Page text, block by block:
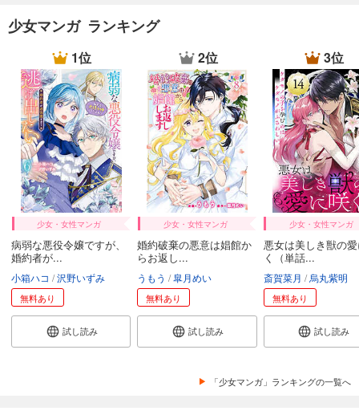
少女マンガ ランキング
1位
少女・女性マンガ
病弱な悪役令嬢ですが、
婚約者が...
小箱ハコ 沢野いずみ
無料あり
試し読み
2位
少女・女性マンガ
婚約破棄の悪意は娼館か
らお返し...
うもう 皐月めい
無料あり
試し読み
3位
少女・女性マンガ
悪女は美しき獣の
く（単話...
斎賀菜月 烏丸紫明
無料あり
試し読み
「少女マンガ」ランキングの一覧へ